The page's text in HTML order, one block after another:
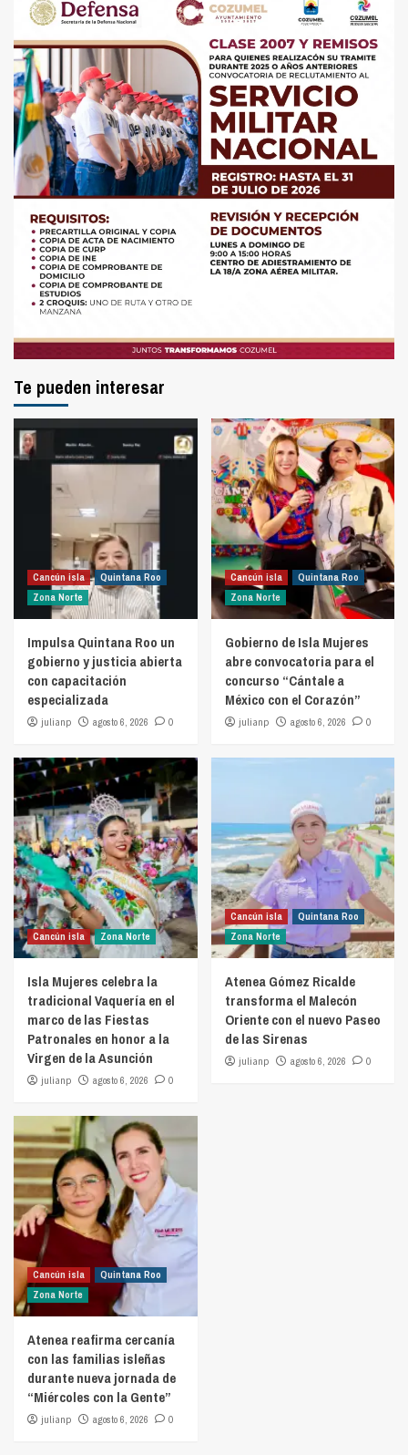
Te pueden interesar
Cancún isla
Quintana Roo
Zona Norte
Impulsa Quintana Roo un
gobierno y justicia abierta
con capacitación
especializada
julianp agosto 6, 2026 0
Cancún isla
Quintana Roo
Zona Norte
Gobierno de Isla Mujeres
abre convocatoria para el
concurso “Cántale a
México con el Corazón”
julianp agosto 6, 2026 0
Cancún isla Zona Norte
Isla Mujeres celebra la
tradicional Vaquería en el
marco de las Fiestas
Patronales en honor a la
Virgen de la Asunción
julianp agosto 6, 2026 0
Cancún isla
Quintana Roo
Zona Norte
Atenea Gómez Ricalde
transforma el Malecón
Oriente con el nuevo Paseo
de las Sirenas
julianp agosto 6, 2026 0
Cancún isla
Quintana Roo
Zona Norte
Atenea reafirma cercanía
con las familias isleñas
durante nueva jornada de
“Miércoles con la Gente”
julianp agosto 6, 2026 0